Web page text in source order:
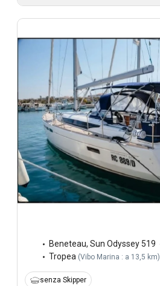
Beneteau, Sun Odyssey 519
Tropea (Vibo Marina : a 13,5 km)
senza Skipper